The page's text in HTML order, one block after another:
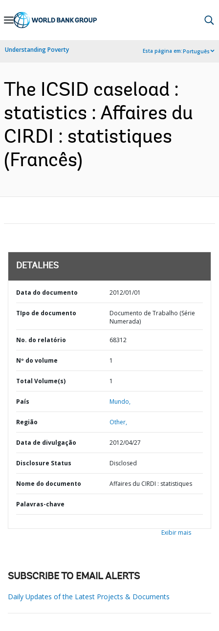
Skip
Navigation
Understanding Poverty Esta página em:Português
The ICSID caseload :
statistics : Affaires du
CIRDI : statistiques
(Francês)
DETALHES
Data do documento 2012/01/01
TIpo de documento
Documento de Trabalho (Série
Numerada)
No. do relatório 68312
Nº do volume 1
Total Volume(s) 1
País Mundo,
Região Other,
Data de divulgação 2012/04/27
Disclosure Status Disclosed
Nome do documento Affaires du CIRDI : statistiques
Palavras-chave
Exibir mais
SUBSCRIBE TO EMAIL ALERTS
Daily Updates of the Latest Projects & Documents